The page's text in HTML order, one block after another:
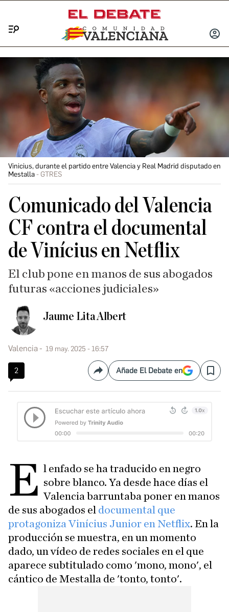
INICIAR
Vinicius, durante el partido entre Valencia y Real Madrid disputado en
Mestalla
GTRES
Comunicado del Valencia
CF contra el documental
de Vinícius en Netflix
El club pone en manos de sus abogados
futuras «acciones judiciales»
Jaume Lita Albert
Valencia 19 may. 2025 - 16:57
2 CompartirAñade El Debate en Save
E l enfado se ha traducido en negro
sobre blanco. Ya desde hace días el
Valencia barruntaba poner en manos
de sus abogados el documental que
protagoniza Vinícius Junior en Netflix. En la
producción se muestra, en un momento
dado, un vídeo de redes sociales en el que
aparece subtitulado como 'mono, mono', el
cántico de Mestalla de 'tonto, tonto'.